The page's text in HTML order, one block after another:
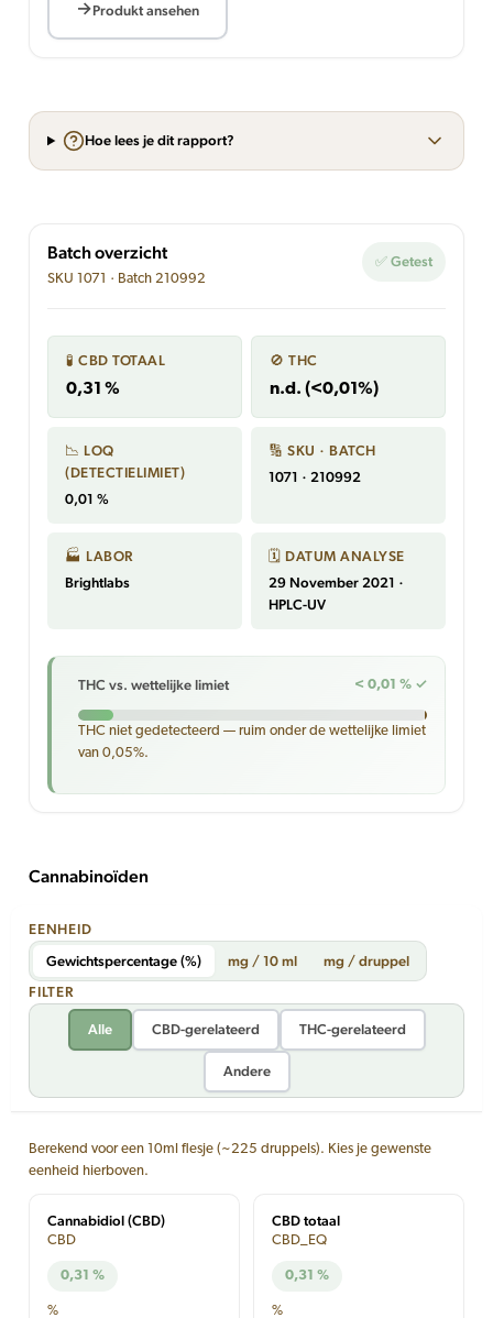
Produkt ansehen
Hoe lees je dit rapport?
Batch overzicht
SKU 1071 · Batch 210992
✅ Getest
🧪 CBD TOTAAL
0,31 %
🚫 THC
n.d. (<0,01%)
📉 LOQ
(DETECTIELIMIET)
0,01 %
🔢 SKU · BATCH
1071 · 210992
🏭 LABOR
Brightlabs
🗓 DATUM ANALYSE
29 November 2021 ·
HPLC-UV
THC vs. wettelijke limiet < 0,01 % ✓
THC niet gedetecteerd — ruim onder de wettelijke limiet
van 0,05%.
Cannabinoïden
EENHEID
Gewichtspercentage (%)
mg / 10 ml
mg / druppel
FILTER
Alle CBD-gerelateerd THC-gerelateerd
Andere
Berekend voor een 10ml flesje (~225 druppels). Kies je gewenste
eenheid hierboven.
Cannabidiol (CBD)
CBD
0,31 %
%
CBD totaal
CBD_EQ
0,31 %
%